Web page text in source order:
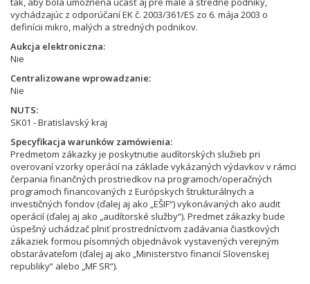
vychádzajúc z odporúčaní EK č. 2003/361/ES zo 6. mája 2003 o
definícii mikro, malých a stredných podnikov.
Aukcja elektroniczna
Nie
Centralizowane wprowadzanie
Nie
NUTS
SK01 - Bratislavský kraj
Specyfikacja warunków zamówienia
Predmetom zákazky je poskytnutie audítorských služieb pri
overovaní vzorky operácií na základe vykázaných výdavkov v rámci
čerpania finančných prostriedkov na programoch/operačných
programoch financovaných z Európskych štrukturálnych a
investičných fondov (ďalej aj ako „EŠIF“) vykonávaných ako audit
operácií (ďalej aj ako „audítorské služby“). Predmet zákazky bude
úspešný uchádzač plniť prostredníctvom zadávania čiastkových
zákaziek formou písomných objednávok vystavených verejným
obstarávateľom (ďalej aj ako „Ministerstvo financií Slovenskej
republiky“ alebo „MF SR“).